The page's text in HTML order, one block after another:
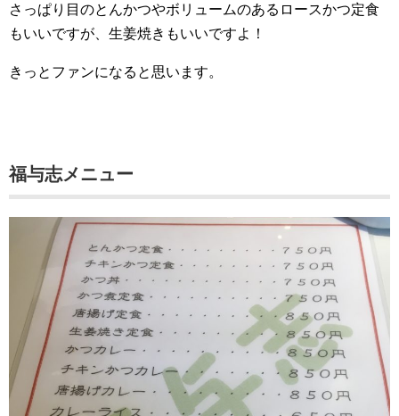
さっぱり目のとんかつやボリュームのあるロースかつ定食
もいいですが、生姜焼きもいいですよ！
きっとファンになると思います。
福与志メニュー